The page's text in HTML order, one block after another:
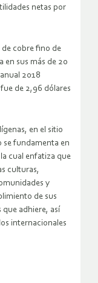
netas por
cobre fino de
en sus más de 20
2018
de 2,96 dólares
en el sitio
se fundamenta en
cual enfatiza que
culturas,
y
de sus
adhiere, así
internacionales